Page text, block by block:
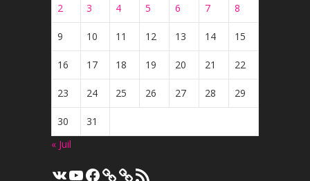
2 3 4 5 6 7 8
9 10 11 12 13 14 15
16 17 18 19 20 21 22
23 24 25 26 27 28 29
30
31
« Juil
VK YouTube
Facebook Flux